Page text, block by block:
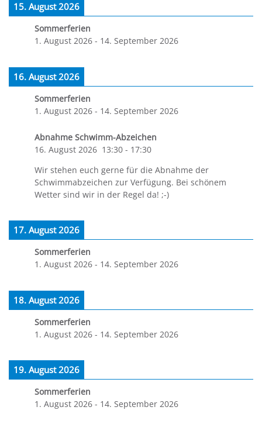
15. August 2026
Sommerferien
1. August 2026 - 14. September 2026
16. August 2026
Sommerferien
1. August 2026 - 14. September 2026
Abnahme Schwimm-Abzeichen
16. August 2026 13:30 - 17:30
Wir stehen euch gerne für die Abnahme der
Schwimmabzeichen zur Verfügung. Bei schönem
Wetter sind wir in der Regel da! ;-)
17. August 2026
Sommerferien
1. August 2026 - 14. September 2026
18. August 2026
Sommerferien
1. August 2026 - 14. September 2026
19. August 2026
Sommerferien
1. August 2026 - 14. September 2026